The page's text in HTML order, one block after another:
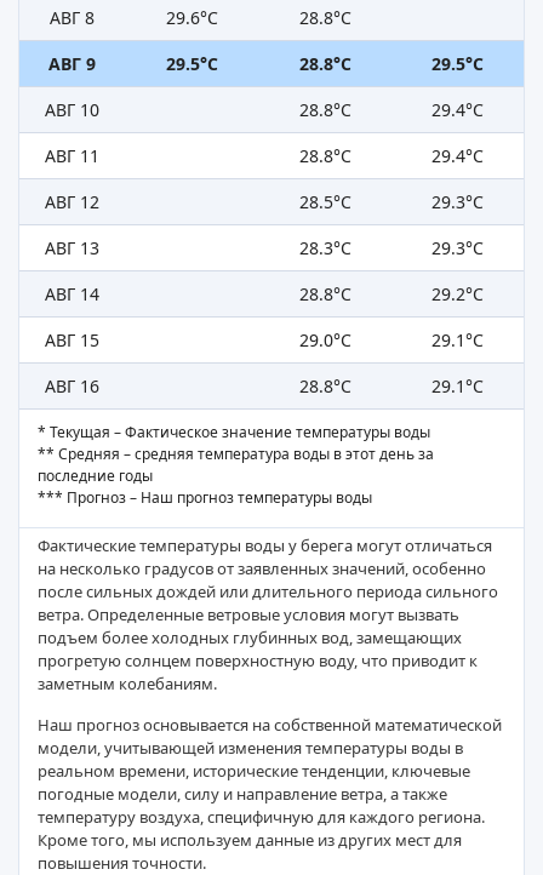
АВГ 8 29.6°C
28.8°C
АВГ 9
29.5°C 28.8°C
29.5°C
АВГ 10
28.8°C
29.4°C
АВГ 11
28.8°C
29.4°C
АВГ 12
28.5°C
29.3°C
АВГ 13
28.3°C
29.3°C
АВГ 14
28.8°C
29.2°C
АВГ 15
29.0°C
29.1°C
АВГ 16
28.8°C 29.1°C
* Текущая – Фактическое значение температуры воды
** Средняя – средняя температура воды в этот день за
последние годы
*** Прогноз – Наш прогноз температуры воды
Фактические температуры воды у берега могут отличаться
на несколько градусов от заявленных значений, особенно
после сильных дождей или длительного периода сильного
ветра. Определенные ветровые условия могут вызвать
подъем более холодных глубинных вод, замещающих
прогретую солнцем поверхностную воду, что приводит к
заметным колебаниям.
Наш прогноз основывается на собственной математической
модели, учитывающей изменения температуры воды в
реальном времени, исторические тенденции, ключевые
погодные модели, силу и направление ветра, а также
температуру воздуха, специфичную для каждого региона.
Кроме того, мы используем данные из других мест для
повышения точности.